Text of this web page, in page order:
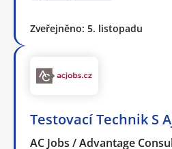
Zveřejněno: 5. listopadu
Testovací Technik S
AC Jobs / Advantage